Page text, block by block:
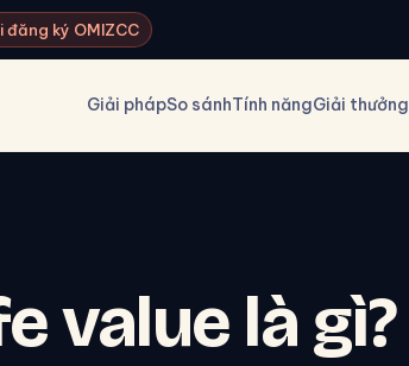
đăng ký OMIZCC
Giải phápSo sánhTính năngGiải thưởng
value là gì?